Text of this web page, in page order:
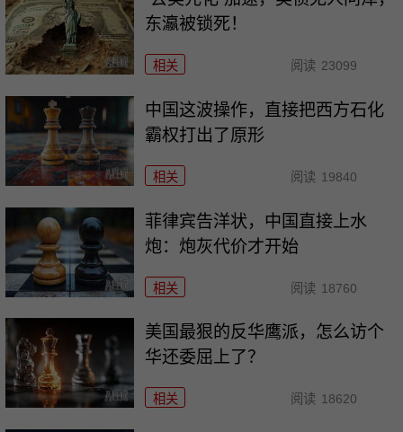
东瀛被锁死！
相关 阅读 23099
中国这波操作，直接把西方石化
霸权打出了原形
相关 阅读 19840
菲律宾告洋状，中国直接上水
炮：炮灰代价才开始
相关 阅读 18760
美国最狠的反华鹰派，怎么访个
华还委屈上了？
相关 阅读 18620